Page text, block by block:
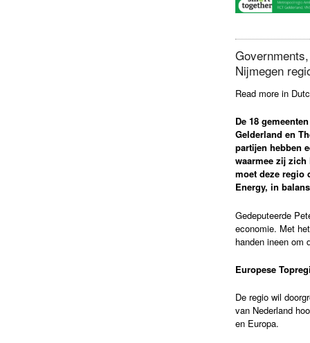
Nijmegen
Read more in
De 18
Gelderland en
partijen hebben
waarmee zij
moet deze regio
Energy, in
Gedeputeerde
economie. Met
handen ineen om
Europese
De regio wil
van Nederland
en Europa.